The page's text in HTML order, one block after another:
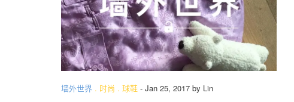
墙外世界 . 时尚 . 球鞋 - Jan 25, 2017 by Lin